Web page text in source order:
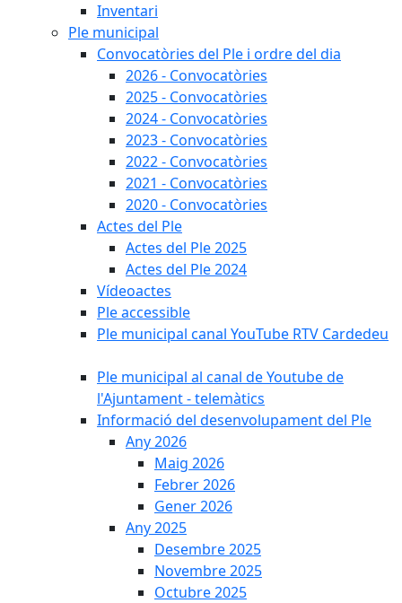
Inventari
Ple municipal
Convocatòries del Ple i ordre del dia
2026 - Convocatòries
2025 - Convocatòries
2024 - Convocatòries
2023 - Convocatòries
2022 - Convocatòries
2021 - Convocatòries
2020 - Convocatòries
Actes del Ple
Actes del Ple 2025
Actes del Ple 2024
Vídeoactes
Ple accessible
Ple municipal canal YouTube RTV Cardedeu
Ple municipal al canal de Youtube de
l'Ajuntament - telemàtics
Informació del desenvolupament del Ple
Any 2026
Maig 2026
Febrer 2026
Gener 2026
Any 2025
Desembre 2025
Novembre 2025
Octubre 2025